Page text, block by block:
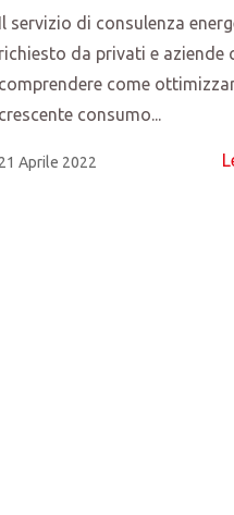
servizio di consulenza
da privati e aziende
come
consumo...
Aprile 2022